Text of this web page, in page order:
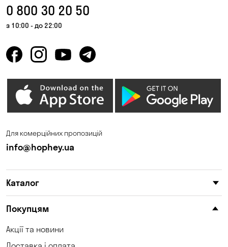
0 800 30 20 50
з 10:00 - до 22:00
Для комерційних пропозицій
info@hophey.ua
Каталог
Покупцям
Акції та новини